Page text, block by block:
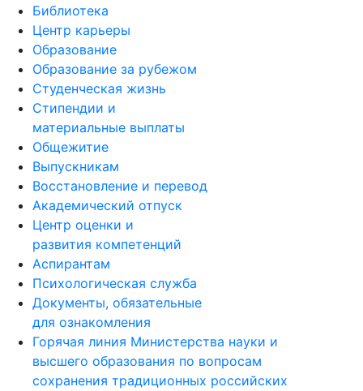
Библиотека
Центр карьеры
Образование
Образование за рубежом
Студенческая жизнь
Стипендии и
материальные выплаты
Общежитие
Выпускникам
Восстановление и перевод
Академический отпуск
Центр оценки и
развития компетенций
Аспирантам
Психологическая служба
Документы, обязательные
для ознакомления
Горячая линия Министерства науки и
высшего образования по вопросам
сохранения традиционных российских